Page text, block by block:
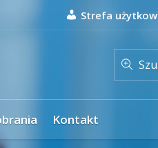
Strefa
Kontakt